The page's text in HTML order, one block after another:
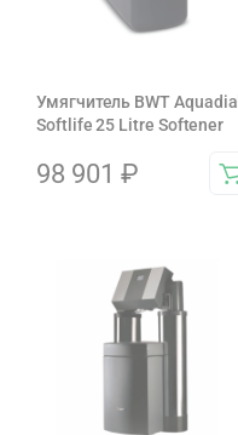
Умягчитель BWT Aquadial
Softlife 25 Litre Softener
98 901 ₽